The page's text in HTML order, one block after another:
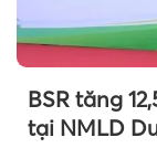
BSR tăng
tại NMLD